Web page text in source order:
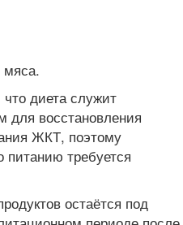
мяса.
диета служит
восстановления
ЖКТ, поэтому
требуется
остаётся под